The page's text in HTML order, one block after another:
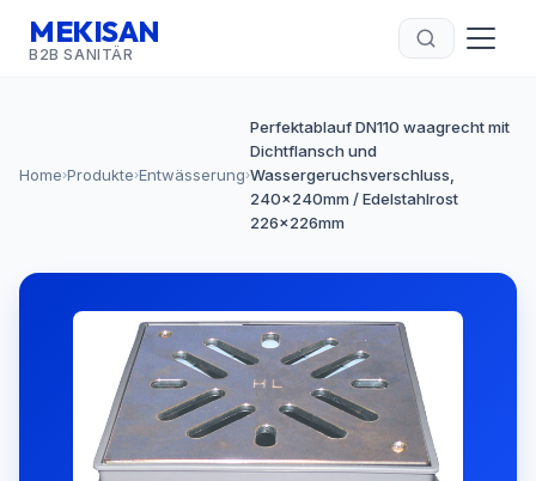
MEKISAN
B2B SANITÄR
Home›Produkte›Entwässerung›
Perfektablauf DN110 waagrecht mit
Dichtflansch und
Wassergeruchsverschluss,
240x240mm / Edelstahlrost
226x226mm